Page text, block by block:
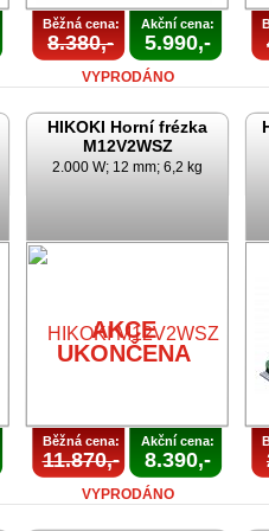
Běžná cena:
8.380,-
Akční cena:
5.990,-
VYPRODÁNO
HIKOKI Horní frézka
M12V2WSZ
2.000 W; 12 mm; 6,2 kg
AKCE
UKONČENA
Běžná cena:
11.870,-
Akční cena:
8.390,-
VYPRODÁNO